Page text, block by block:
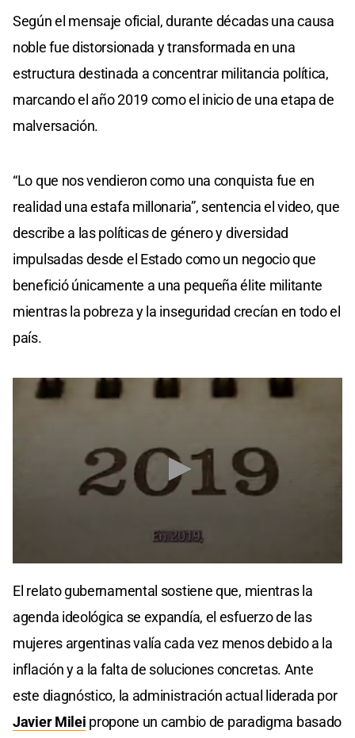
Según el mensaje oficial, durante décadas una causa
noble fue distorsionada y transformada en una
estructura destinada a concentrar militancia política,
marcando el año 2019 como el inicio de una etapa de
malversación.
“Lo que nos vendieron como una conquista fue en
realidad una estafa millonaria”, sentencia el video, que
describe a las políticas de género y diversidad
impulsadas desde el Estado como un negocio que
benefició únicamente a una pequeña élite militante
mientras la pobreza y la inseguridad crecían en todo el
país.
of
minute,
seconds
El relato gubernamental sostiene que, mientras la
agenda ideológica se expandía, el esfuerzo de las
mujeres argentinas valía cada vez menos debido a la
inflación y a la falta de soluciones concretas. Ante
este diagnóstico, la administración actual liderada por
Javier Milei propone un cambio de paradigma basado